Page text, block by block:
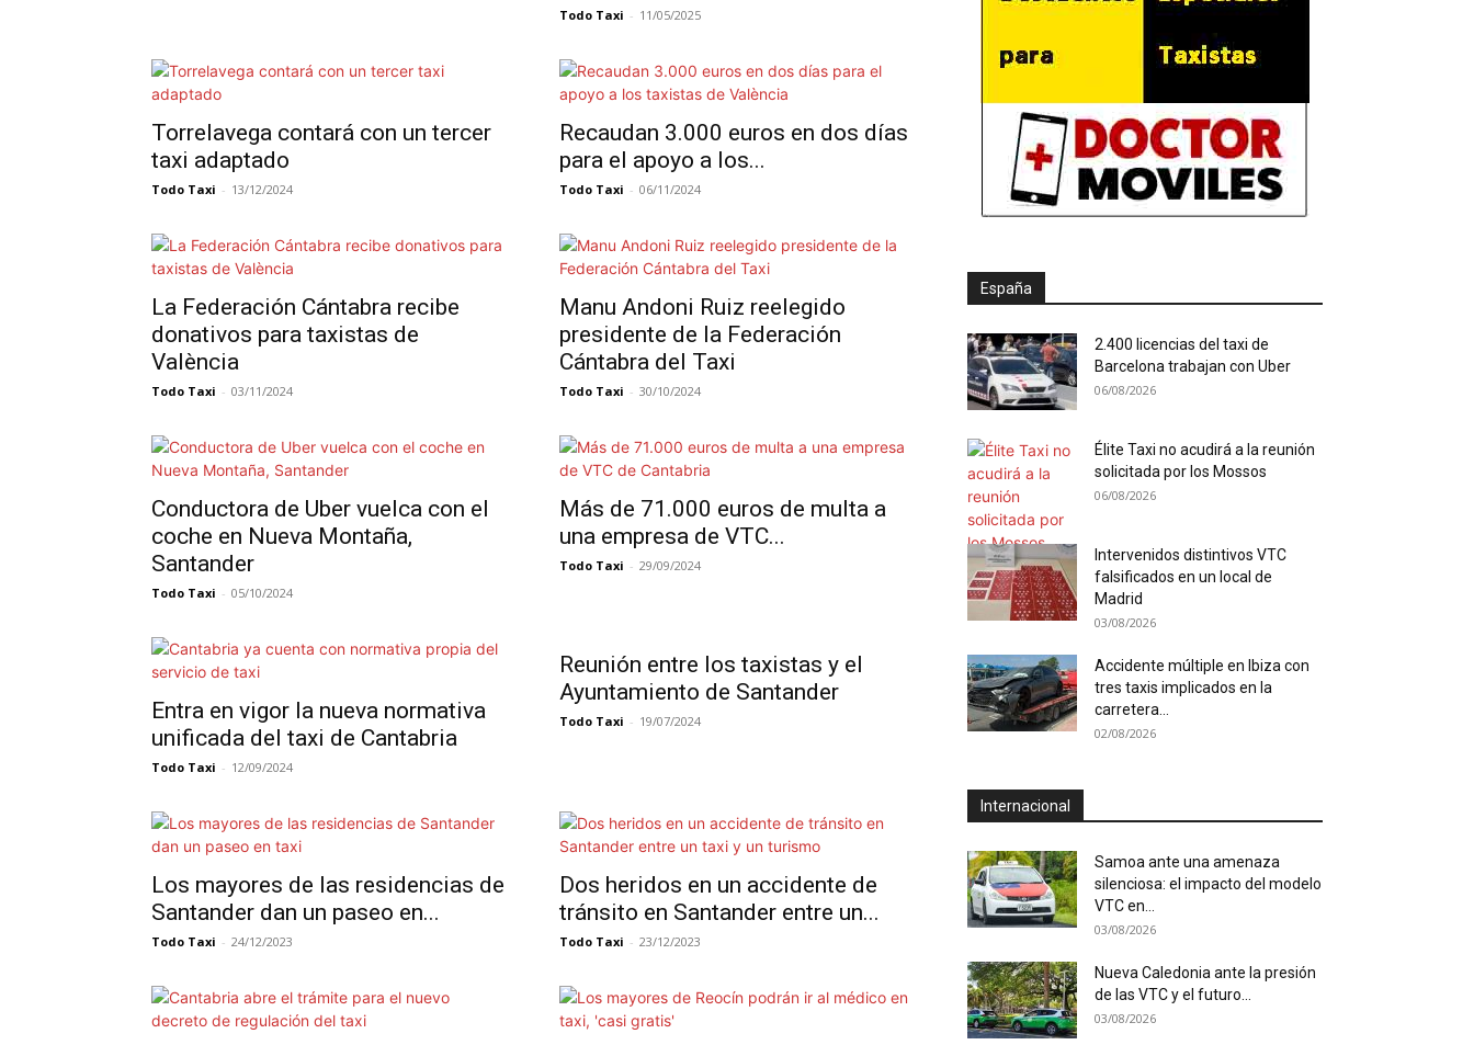
Todo Taxi - 11/05/2025
Torrelavega contará con un tercer
taxi adaptado
Todo Taxi - 13/12/2024
Recaudan 3.000 euros en dos días
para el apoyo a los...
Todo Taxi - 06/11/2024
La Federación Cántabra recibe
donativos para taxistas de
València
Todo Taxi - 03/11/2024
Manu Andoni Ruiz reelegido
presidente de la Federación
Cántabra del Taxi
Todo Taxi - 30/10/2024
Conductora de Uber vuelca con el
coche en Nueva Montaña,
Santander
Todo Taxi - 05/10/2024
Más de 71.000 euros de multa a
una empresa de VTC...
Todo Taxi - 29/09/2024
Entra en vigor la nueva normativa
unificada del taxi de Cantabria
Todo Taxi - 12/09/2024
Reunión entre los taxistas y el
Ayuntamiento de Santander
Todo Taxi - 19/07/2024
Los mayores de las residencias de
Santander dan un paseo en...
Todo Taxi - 24/12/2023
Dos heridos en un accidente de
tránsito en Santander entre un...
Todo Taxi - 23/12/2023
España
2.400 licencias del taxi de
Barcelona trabajan con Uber
06/08/2026
Élite Taxi no acudirá a la reunión
solicitada por los Mossos
06/08/2026
Intervenidos distintivos VTC
falsificados en un local de
Madrid
03/08/2026
Accidente múltiple en Ibiza con
tres taxis implicados en la
carretera...
02/08/2026
Internacional
Samoa ante una amenaza
silenciosa: el impacto del modelo
VTC en...
03/08/2026
Nueva Caledonia ante la presión
de las VTC y el futuro...
03/08/2026